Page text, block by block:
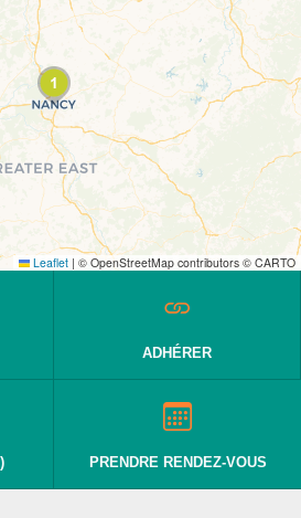
Leaflet | © OpenStreetMap contributors © CARTO
ADHÉRER
PRENDRE RENDEZ-VOUS